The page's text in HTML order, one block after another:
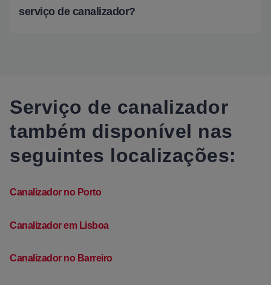
serviço de canalizador?
Serviço de canalizador
também disponível nas
seguintes localizações:
Canalizador no Porto
Canalizador em Lisboa
Canalizador no Barreiro